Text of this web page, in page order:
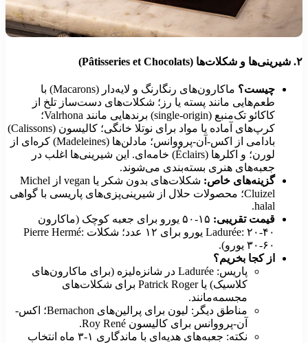
شیرینی‌ها و شکلات‌ها (Pâtisseries et Chocolats)
چیست؟
ماکارون‌های رنگارنگ و لایه‌دار (Macarons) با
طعم‌هایی مانند پسته یا رز؛ شکلات‌های دست‌ساز تلخ از
کاکائو تک‌منبع (single-origin) برندهایی مانند Valrhona؛
کرپ‌های آماده یا مواد برای نوتلا خانگی؛ کالیسون (Calissons)
بادامی از اکس-آن-پرووانس؛ مادلن‌ها (Madeleines) کره‌ای از
لورن؛ و اکلرها (Éclairs) خامه‌ای. این شیرینی‌ها اغلب در
جعبه‌های هنری بسته‌بندی می‌شوند.
گزینه‌های خاص:
شکلات‌های بدون شکر یا vegan از Michel
Cluizel؛ محصولات حلال از شیرینی‌پزی‌های پاریسی با گواهی
halal.
قیمت تقریبی:
۱۵-۵۰ یورو برای جعبه کوچک (ماکارون
Ladurée: ۲۰-۴۰ یورو برای ۱۲ عدد؛ شکلات Pierre Hermé:
۳۰-۶۰ یورو).
از کجا بخریم؟
پاریس: Ladurée در شانزه‌لیزه (برای ماکارون‌های
کلاسیک) یا Patrick Roger برای شکلات‌های
مجسمه‌مانند.
مناطق دیگر: لیون برای پرالین‌های Bernachon؛ اکس-
آن-پرووانس برای کالیسون Roy René.
نکته: جعبه‌های هدیه‌ای با ماندگاری ۱-۳ ماه انتخاب